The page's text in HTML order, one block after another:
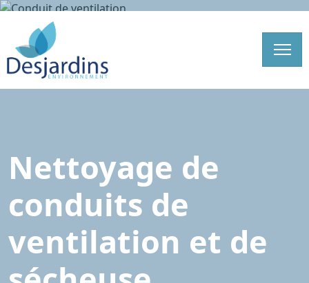
Skip to content
Nettoyage de
conduits de
ventilation et de